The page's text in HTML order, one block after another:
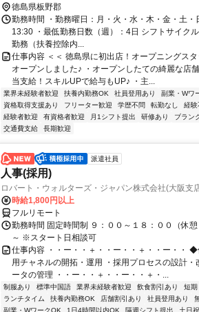
徳島県板野郡
勤務時間 ・勤務曜日：月・火・水・木・金・土・
13:30 ・最低勤務日数（週）：4日 シフトサイク
勤務（扶養控除内...
仕事内容 ＜＜ 徳島県に初出店！オープニングス
オープンしました♪ ・オープンしたての綺麗な店
当支給！スキルUPで給与もUP♪ ・主...
業界未経験者歓迎 扶養内勤務OK 社員登用あり 副業・Wワ
資格取得支援あり
フリーター歓迎 学歴不問 転勤なし 経験
経験者歓迎
有資格者歓迎 月1シフト提出 研修あり ブラン
交通費支給
長期歓迎
派遣社員
人事(採用)
ロバート・ウォルターズ・ジャパン株式会社(大阪支
時給1,800円以上
フルリモート
勤務時間 固定時間制 ９：００～１８：００（休
～ ※スタート日相談可
仕事内容 ・・ー・・＋・・ー・・＋・・ー・・
用チャネルの開拓・運用 ・採用プロセスの設計
ータの管理 ・・ー・・＋・・ー・・＋・...
制服あり 標準中国語 業界未経験者歓迎 飲食割引あり 短期
ランチタイム
扶養内勤務OK 店舗割引あり 社員登用あり
副業・WワークOK
1日4時間以内OK 隔週シフト提出 土日